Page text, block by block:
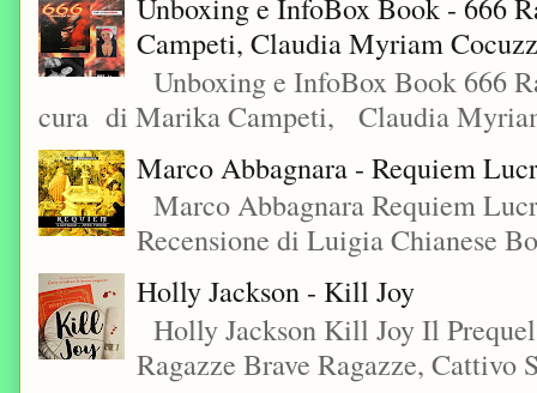
Unboxing e InfoBox Book - 666
Campeti, Claudia Myriam
Unboxing e InfoBox Book 666
cura di Marika Campeti, Claudia
Marco Abbagnara - Requiem
Marco Abbagnara Requiem
Recensione di Luigia Chianese
Holly Jackson - Kill Joy
Holly Jackson Kill Joy Il
Ragazze Brave Ragazze, Cattivo